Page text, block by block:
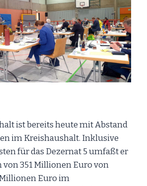
ist bereits heute mit Abstand
im Kreishaushalt. Inklusive
für das Dezernat 5 umfaßt er
351 Millionen Euro von
Euro im